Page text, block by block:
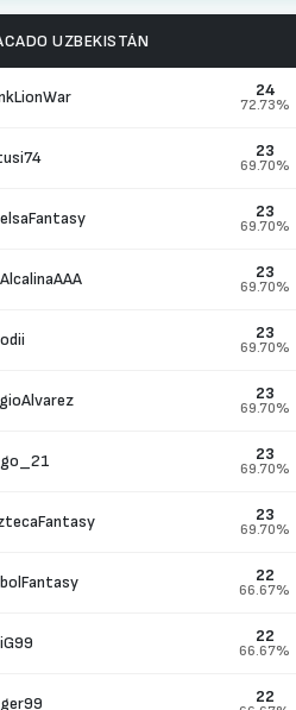
UZBEKISTÁN
24
72.73%
23
69.70%
23
69.70%
23
69.70%
23
69.70%
23
69.70%
23
69.70%
23
69.70%
22
66.67%
22
66.67%
22